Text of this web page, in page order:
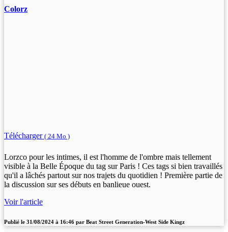
Colorz
Télécharger ( 24 Mo )
Lorzco pour les intimes, il est l'homme de l'ombre mais tellement
visible à la Belle Époque du tag sur Paris ! Ces tags si bien travaillés
qu'il a lâchés partout sur nos trajets du quotidien ! Première partie de
la discussion sur ses débuts en banlieue ouest.
Voir l'article
Publié le 31/08/2024 à 16:46 par Beat Street Generation-West Side Kingz